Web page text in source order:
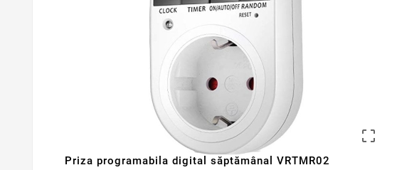

Priza programabila digital săptămânal VRTMR02